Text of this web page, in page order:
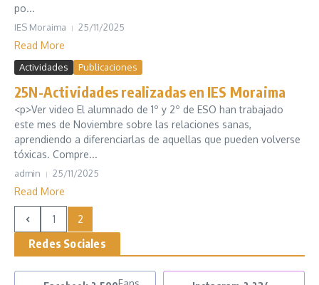
po...
IES Moraima 25/11/2025
Read More
Actividades Publicaciones
25N-Actividades realizadas en IES Moraima
<p>Ver video El alumnado de 1º y 2º de ESO han trabajado
este mes de Noviembre sobre las relaciones sanas,
aprendiendo a diferenciarlas de aquellas que pueden volverse
tóxicas. Compre...
admin 25/11/2025
Read More
1 2
Redes Sociales